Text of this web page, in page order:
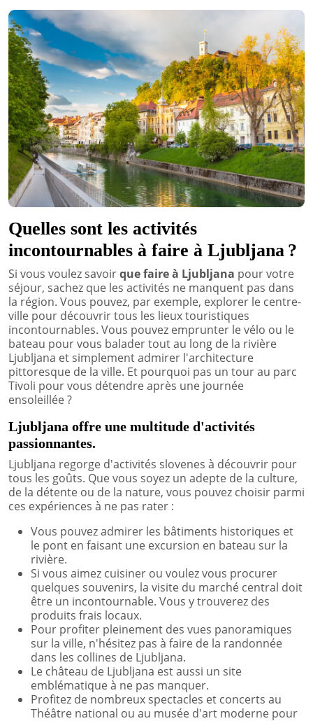
Quelles sont les activités
incontournables à faire à Ljubljana ?
Si vous voulez savoirque faire à Ljubljana pour votre
séjour, sachez que les activités ne manquent pas dans
la région. Vous pouvez, par exemple, explorer le centre-
ville pour découvrir tous les lieux touristiques
incontournables. Vous pouvez emprunter le vélo ou le
bateau pour vous balader tout au long de la rivière
Ljubljana et simplement admirer l'architecture
pittoresque de la ville. Et pourquoi pas un tour au parc
Tivoli pour vous détendre après une journée
ensoleillée ?
Ljubljana offre une multitude d'activités
passionnantes.
Ljubljana regorge d'activités slovenes à découvrir pour
tous les goûts. Que vous soyez un adepte de la culture,
de la détente ou de la nature, vous pouvez choisir parmi
ces expériences à ne pas rater :
Vous pouvez admirer les bâtiments historiques et
le pont en faisant une excursion en bateau sur la
rivière.
Si vous aimez cuisiner ou voulez vous procurer
quelques souvenirs, la visite du marché central doit
être un incontournable. Vous y trouverez des
produits frais locaux.
Pour profiter pleinement des vues panoramiques
sur la ville, n'hésitez pas à faire de la randonnée
dans les collines de Ljubljana.
Le château de Ljubljana est aussi un site
emblématique à ne pas manquer.
Profitez de nombreux spectacles et concerts au
Théâtre national ou au musée d'art moderne pour